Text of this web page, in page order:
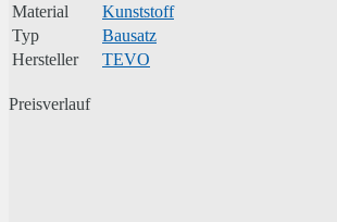
Material
Kunststoff
Typ
Bausatz
Hersteller
TEVO
Preisverlauf